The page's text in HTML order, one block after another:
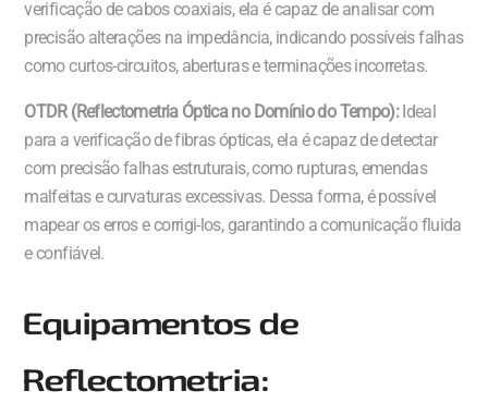
verificação de cabos coaxiais, ela é capaz de analisar com
precisão alterações na impedância, indicando possíveis falhas
como curtos-circuitos, aberturas e terminações incorretas.
OTDR (Reflectometria Óptica no Domínio do Tempo):Ideal
para a verificação de fibras ópticas, ela é capaz de detectar
com precisão falhas estruturais, como rupturas, emendas
malfeitas e curvaturas excessivas. Dessa forma, é possível
mapear os erros e corrigi-los, garantindo a comunicação fluida
e confiável.
Equipamentos de
Reflectometria: